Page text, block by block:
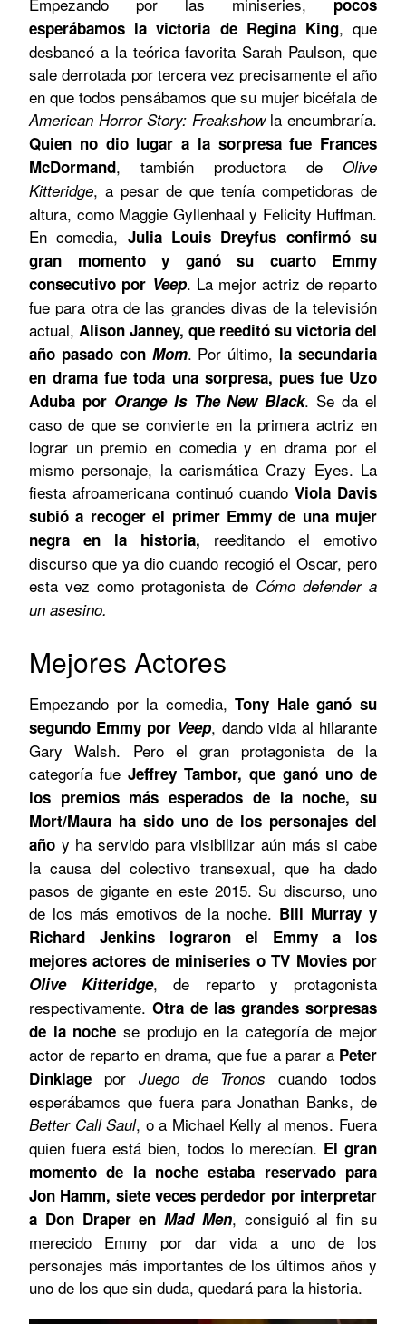
esperábamos la victoria de Regina King, que
desbancó a la teórica favorita Sarah Paulson, que
sale derrotada por tercera vez precisamente el año
en que todos pensábamos que su mujer bicéfala de
American Horror Story: Freakshowla encumbraría.
Quien no dio lugar a la sorpresa fue Frances
McDormand, también productora de Olive
Kitteridge, a pesar de que tenía competidoras de
altura, como Maggie Gyllenhaal y Felicity Huffman.
En comedia, Julia Louis Dreyfus confirmó su
gran momento y ganó su cuarto Emmy
consecutivo por Veep. La mejor actriz de reparto
fue para otra de las grandes divas de la televisión
actual, Alison Janney, que reeditó su victoria del
año pasado con Mom. Por último, la secundaria
en drama fue toda una sorpresa, pues fue Uzo
Aduba por Orange Is The New Black. Se da el
caso de que se convierte en la primera actriz en
lograr un premio en comedia y en drama por el
mismo personaje, la carismática Crazy Eyes. La
fiesta afroamericana continuó cuando Viola Davis
subió a recoger el primer Emmy de una mujer
negra en la historia, reeditando el emotivo
discurso que ya dio cuando recogió el Oscar, pero
esta vez como protagonista de Cómo defender a
un asesino.
Mejores Actores
Empezando por la comedia,Tony Hale ganó su
segundo Emmy por Veep, dando vida al hilarante
Gary Walsh. Pero el gran protagonista de la
categoría fue Jeffrey Tambor, que ganó uno de
los premios más esperados de la noche, su
Mort/Maura ha sido uno de los personajes del
año y ha servido para visibilizar aún más si cabe
la causa del colectivo transexual, que ha dado
pasos de gigante en este 2015. Su discurso, uno
de los más emotivos de la noche. Bill Murray y
Richard Jenkins lograron el Emmy a los
mejores actores de miniseries o TV Movies por
Olive Kitteridge, de reparto y protagonista
respectivamente. Otra de las grandes sorpresas
de la noche se produjo en la categoría de mejor
actor de reparto en drama, que fue a parar a Peter
Dinklage por Juego de Tronos cuando todos
esperábamos que fuera para Jonathan Banks, de
Better Call Saul, o a Michael Kelly al menos. Fuera
quien fuera está bien, todos lo merecían. El gran
momento de la noche estaba reservado para
Jon Hamm, siete veces perdedor por interpretar
a Don Draper enMad Men, consiguió al fin su
merecido Emmy por dar vida a uno de los
personajes más importantes de los últimos años y
uno de los que sin duda, quedará para la historia.